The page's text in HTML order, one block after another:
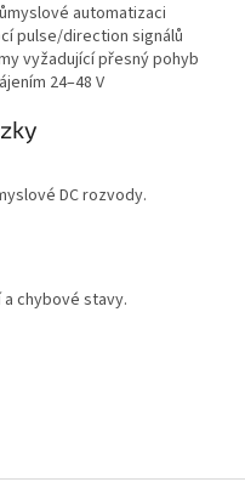
automatizaci
pulse/direction signálů
vyžadující přesný pohyb
24–48 V
DC rozvody.
a chybové stavy.